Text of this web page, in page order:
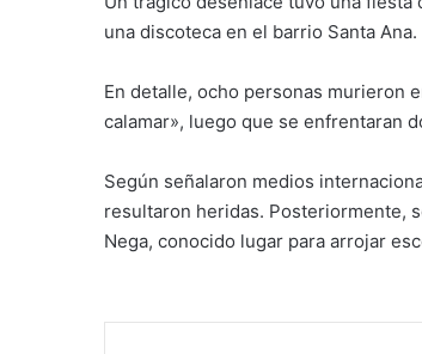
una discoteca en el barrio Santa Ana.
En detalle, ocho personas murieron
calamar», luego que se enfrentaran
Según señalaron medios
resultaron heridas. Posteriormente,
Nega, conocido lugar para arrojar